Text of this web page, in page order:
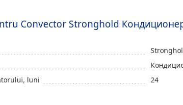
Convector Stronghold
luni
24